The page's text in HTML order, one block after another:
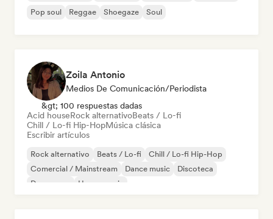
Pop soul
Reggae Shoegaze Soul
Zoila Antonio
Medios De Comunicación/Periodista
&gt; 100 respuestas dadas
Acid houseRock alternativoBeats / Lo-fi
Chill / Lo-fi Hip-HopMúsica clásica
Escribir artículos
Rock alternativo Beats / Lo-fi
Chill / Lo-fi Hip-Hop
Comercial / Mainstream
Dance music
Discoteca
Dream pop
House music